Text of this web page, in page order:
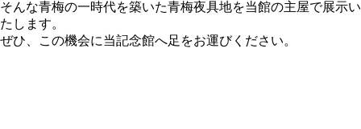
そんな青梅の一時代を築いた青梅夜具地を当館の主屋で展示い
たします。
ぜひ、この機会に当記念館へ足をお運びください。